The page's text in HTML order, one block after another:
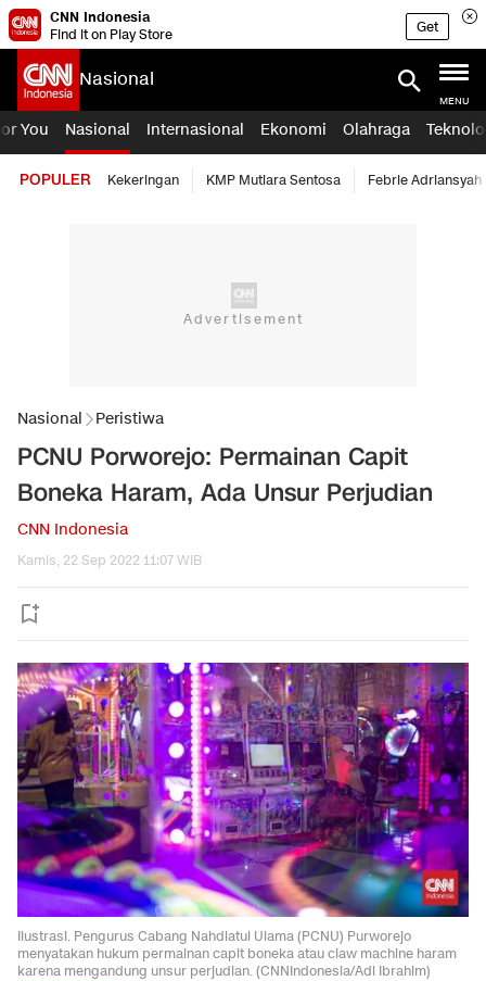
CNN Indonesia
Find it on Play Store
Get
Nasional
MENU
You Nasional Internasional Ekonomi Olahraga
POPULER Kekeringan KMP Mutiara Sentosa Febrie Adriansyah
Nasional Peristiwa
PCNU Porworejo: Permainan Capit
Boneka Haram, Ada Unsur Perjudian
CNN Indonesia
Kamis, 22 Sep 2022 11:07 WIB
Ilustrasi. Pengurus Cabang Nahdlatul Ulama (PCNU) Purworejo
menyatakan hukum permainan capit boneka atau claw machine haram
karena mengandung unsur perjudian. (CNNIndonesia/Adi Ibrahim)